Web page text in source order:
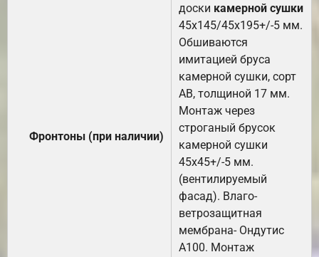
Фронтоны (при наличии)
доски камерной сушки
45х145/45х195+/-5 мм.
Обшиваются
имитацией бруса
камерной сушки, сорт
АВ, толщиной 17 мм.
Монтаж через
строганый брусок
камерной сушки
45х45+/-5 мм.
(вентилируемый
фасад). Влаго-
ветрозащитная
мембрана- Ондутис
А100. Монтаж